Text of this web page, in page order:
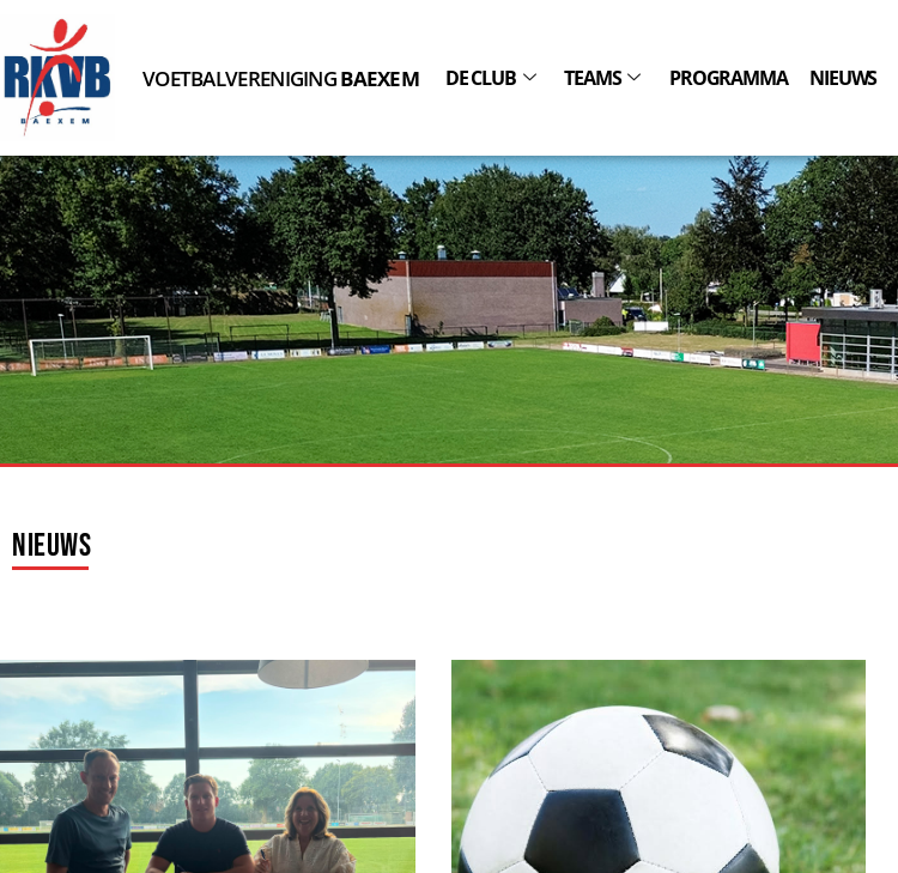
VOETBALVERENIGINGBAEXEM DE CLUB TEAMS PROGRAMMA NIEUWS
Nieuws